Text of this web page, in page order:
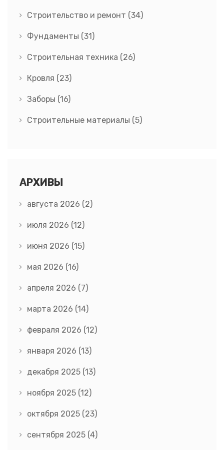
Строительство и ремонт (34)
Фундаменты (31)
Строительная техника (26)
Кровля (23)
Заборы (16)
Строительные материалы (5)
АРХИВЫ
августа 2026 (2)
июля 2026 (12)
июня 2026 (15)
мая 2026 (16)
апреля 2026 (7)
марта 2026 (14)
февраля 2026 (12)
января 2026 (13)
декабря 2025 (13)
ноября 2025 (12)
октября 2025 (23)
сентября 2025 (4)